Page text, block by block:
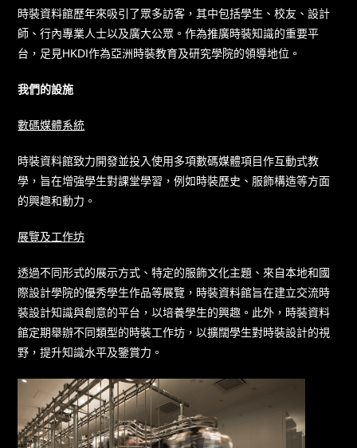
時裝資料館歷年來吸引了眾多訪客，其中包括學生、校友、設計
師、行內專業人士以及廣大公眾。作為推廣時裝知識的重要平
台，足見HKDI作為亞洲時裝教育及研究學院的領導地位。
我們的設施
數碼媒體系統
時裝資料館致力開發並投入使用多項數碼媒體項目作互動式教
學，旨在增強學生對課堂學習，例如時裝歷史、服飾構造等方面
的興趣和動力。
展覽及工作坊
透過不同形式的展示方式、特定的服飾文化主題、來自本地和國
際設計學院的優秀學生作品等展覽，時裝資料館旨在建立交流時
裝設計知識與創意的平台，以培養學生的興趣。此外，時裝資料
館定期舉辦不同類型的時裝工作坊，以擴闊學生對時裝設計的視
野，提升知識水平及鑒賞力。